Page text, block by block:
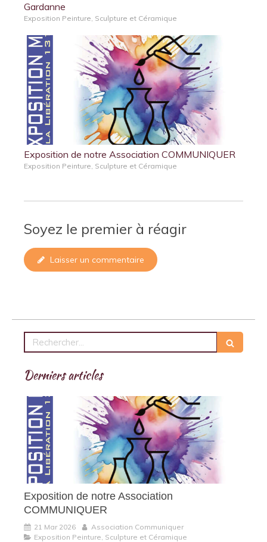
Gardanne
Exposition Peinture, Sculpture et Céramique
Exposition de notre Association COMMUNIQUER
Exposition Peinture, Sculpture et Céramique
Soyez le premier à réagir
Laisser un commentaire
Rechercher
Derniers articles
Exposition de notre Association
COMMUNIQUER
21 Mar 2026
Association Communiquer
Exposition Peinture, Sculpture et Céramique